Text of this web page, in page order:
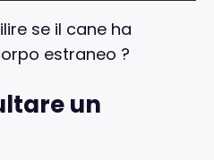
se il cane ha
estraneo ?
un